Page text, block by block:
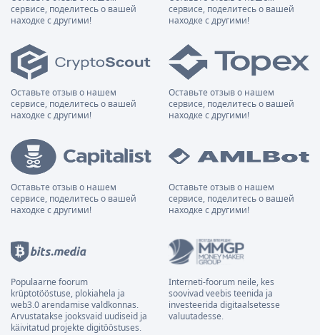
сервисе, поделитесь о вашей
находке с другими!
сервисе, поделитесь о вашей
находке с другими!
Оставьте отзыв о нашем
сервисе, поделитесь о вашей
находке с другими!
Оставьте отзыв о нашем
сервисе, поделитесь о вашей
находке с другими!
Оставьте отзыв о нашем
сервисе, поделитесь о вашей
находке с другими!
Оставьте отзыв о нашем
сервисе, поделитесь о вашей
находке с другими!
Populaarne foorum
krüptotööstuse, plokiahela ja
web3.0 arendamise valdkonnas.
Arvustatakse jooksvaid uudiseid ja
käivitatud projekte digitööstuses.
Interneti-foorum neile, kes
soovivad veebis teenida ja
investeerida digitaalsetesse
valuutadesse.